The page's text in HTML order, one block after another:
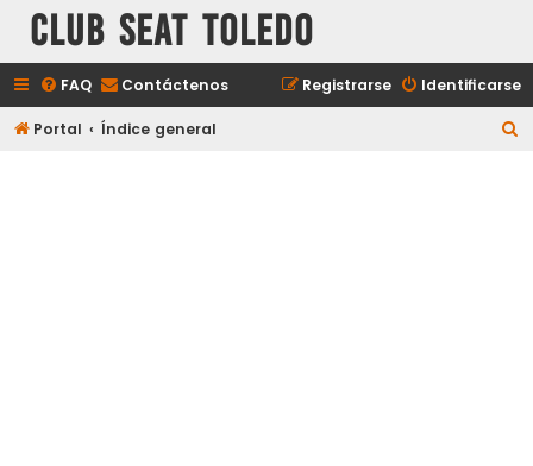
Club Seat Toledo
FAQ Contáctenos Identificarse
Registrarse
Portal Índice general